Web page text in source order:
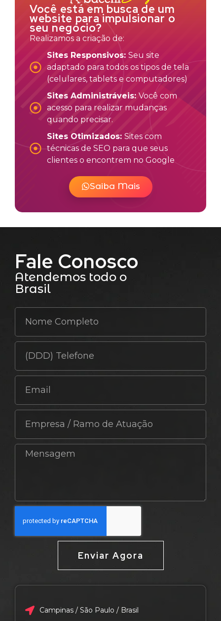
Você está em busca de um
website para impulsionar o
seu negócio?
Realizamos a criação de:
Sites Responsivos: Seu site
adaptado para todos os tipos de tela
(celulares, tablets e computadores)
Sites Administráveis: Você com
acesso para realizar mudanças
quando precisar.
Sites Otimizados: Sites com
técnicas de SEO para que seus
clientes o encontrem no Google
Saiba Mais
Fale Conosco
Atendemos todo o
Brasil
Enviar Agora
Campinas / São Paulo / Brasil